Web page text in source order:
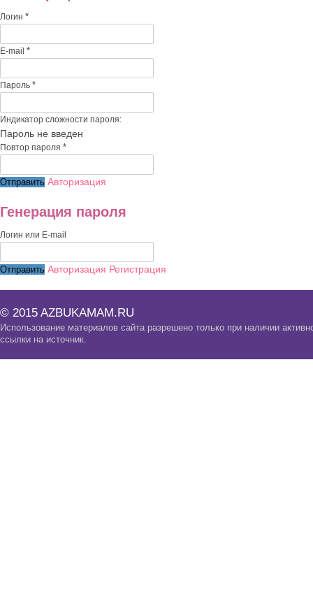
Логин *
E-mail *
Пароль *
Индикатор сложности пароля:
Пароль не введен
Повтор пароля *
Авторизация
Генерация пароля
Логин или E-mail
Авторизация Регистрация
© 2015 AZBUKAMAM.RU
Использование материалов сайта разрешено только при наличии
ссылки на источник.